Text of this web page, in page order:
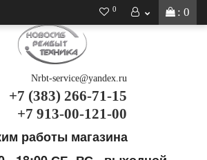
: 0
0
Nrbt-service@yandex.ru
+7 (383) 266-71-15
+7 913-00-121-00
работы магазина